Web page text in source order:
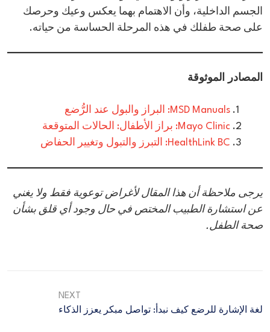
الجسم الداخلية، وأن الاهتمام بهما يعكس وعيك وحرصك
على صحة طفلك في هذه المرحلة الحساسة من حياته.
المصادر الموثوقة
MSD Manuals: البراز والبول عند الرُّضع
Mayo Clinic: براز الأطفال: الحالات المتوقعة
HealthLink BC: التبرز والتبول وتغيير الحفاض
​يرجى ملاحظة أن هذا المقال لأغراض توعوية فقط ولا يغني
عن استشارة الطبيب المختص في حال وجود أي قلق بشأن
صحة الطفل.
NEXT
لغة الإشارة للرضع كيف نبدأ: تواصل مبكر يعزز الذكاء